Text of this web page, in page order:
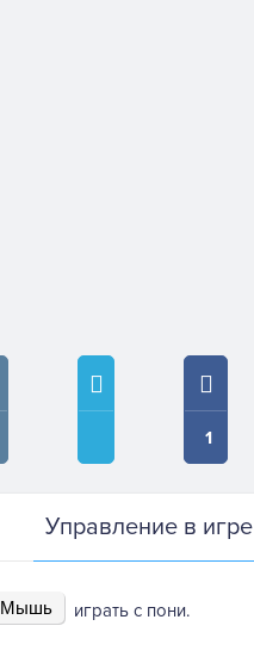
1
Управление в игре
Мышь играть с пони.